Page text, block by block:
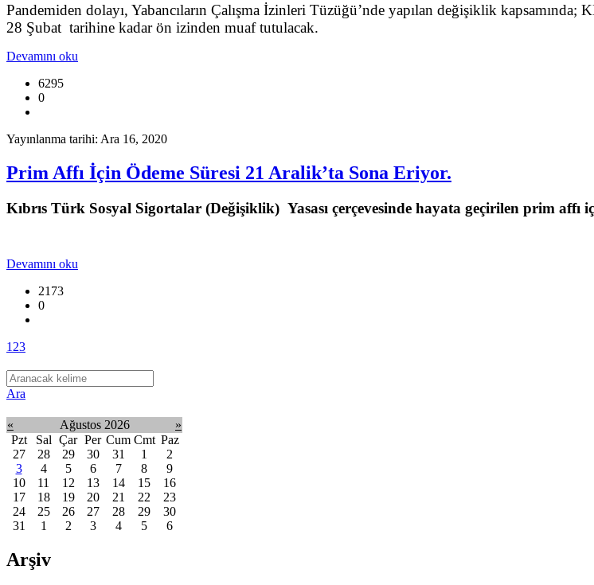
Pandemiden dolayı, Yabancıların Çalışma İzinleri Tüzüğü’nde yapılan değişiklik
28 Şubat tarihine kadar ön izinden muaf tutulacak.
Devamını oku
6295
0
Yayınlanma tarihi: Ara 16, 2020
Prim Affı İçin Ödeme Süresi 21 Aralik’ta Sona Eriyor.
Kıbrıs Türk Sosyal Sigortalar (Değişiklik) Yasası çerçevesinde hayata geçirilen prim affı
Devamını oku
2173
0
1 23
Ara
« Ağustos 2026
»
Pzt
Sal Çar Per Cum Cmt Paz
27
28 29 30 31 1
2
3
4 5 6 7 8
9
10
11 12 13 14 15
16
17
18 19 20 21 22
23
24
25 26 27 28 29
30
31
1 2 3 4 5 6
Arşiv